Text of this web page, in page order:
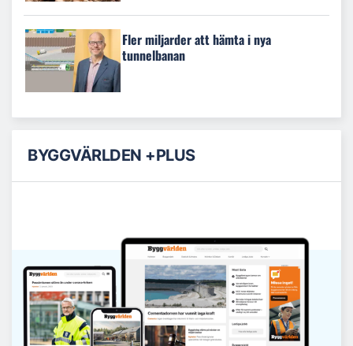
Fler miljarder att hämta i nya
tunnelbanan
BYGGVÄRLDEN +PLUS